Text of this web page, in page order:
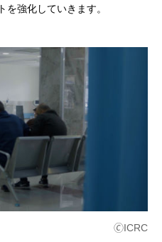
を強化していきます。
🄫ICRC